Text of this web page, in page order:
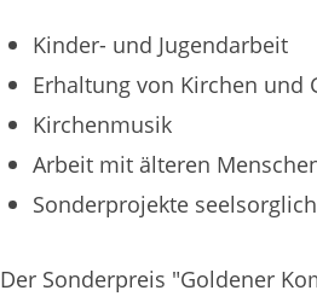
Kinder- und Jugendarbeit
Erhaltung von Kirchen und
Kirchenmusik
Arbeit mit älteren
Sonderprojekte
Der Sonderpreis "Goldener